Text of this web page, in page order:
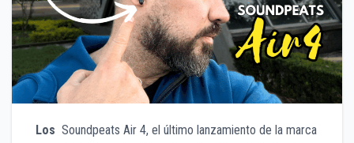
Los Soundpeats Air 4, el último lanzamiento de la marca